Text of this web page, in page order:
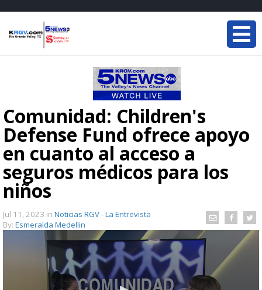
Comunidad: Children's
Defense Fund ofrece apoyo
en cuanto al acceso a
seguros médicos para los
niños
Jul 11, 2023 in Noticias RGV - La Entrevista
By: Esmeralda Medellin